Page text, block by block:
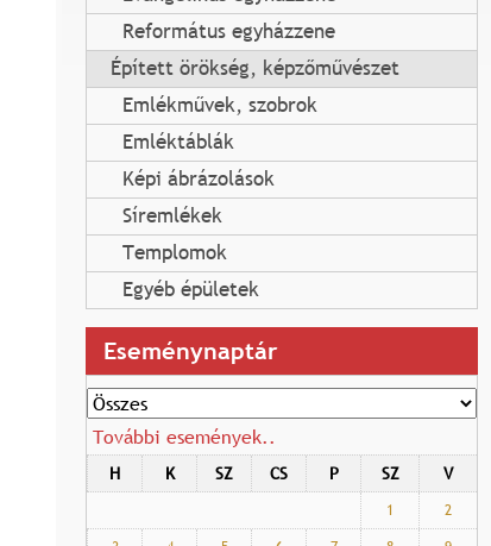
Református egyházzene
Épített örökség, képzőművészet
Emlékművek, szobrok
Emléktáblák
Képi ábrázolások
Síremlékek
Templomok
Egyéb épületek
Eseménynaptár
További események..
H K SZ CS P SZ
V
1
2